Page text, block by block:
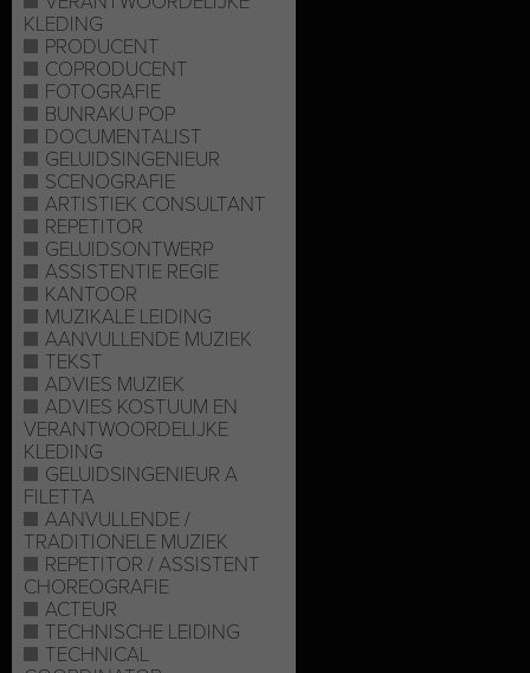
KLEDING
PRODUCENT
COPRODUCENT
FOTOGRAFIE
BUNRAKU POP
DOCUMENTALIST
GELUIDSINGENIEUR
SCENOGRAFIE
ARTISTIEK CONSULTANT
REPETITOR
GELUIDSONTWERP
ASSISTENTIE REGIE
KANTOOR
MUZIKALE LEIDING
AANVULLENDE MUZIEK
TEKST
ADVIES MUZIEK
ADVIES KOSTUUM EN
VERANTWOORDELIJKE
KLEDING
GELUIDSINGENIEUR A
FILETTA
AANVULLENDE /
TRADITIONELE MUZIEK
REPETITOR / ASSISTENT
CHOREOGRAFIE
ACTEUR
TECHNISCHE LEIDING
TECHNICAL